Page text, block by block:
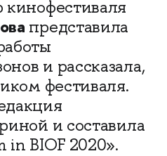
кинофестиваля
представила
и рассказала,
фестиваля.
и составила
in BIOF 2020».